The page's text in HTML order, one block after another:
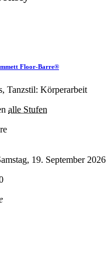
Floor-Barre®
Tanzstil: Körperarbeit
alle Stufen
19. September 2026